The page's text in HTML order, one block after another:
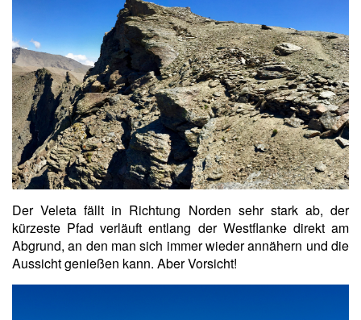
Der Veleta fällt in Richtung Norden sehr stark ab, der
kürzeste Pfad verläuft entlang der Westflanke direkt am
Abgrund, an den man sich immer wieder annähern und die
Aussicht genießen kann. Aber Vorsicht!